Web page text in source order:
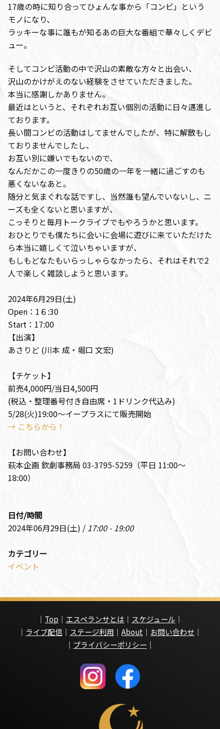
17歳の時に知り合ってひょんな事から「コンビ」という
モノになり、
ラッキーな事に誰もが知るあの巨大な番組で華々しくデビ
ュー。
そしてコンビ活動の中で沢山の素敵な方々と出会い、
沢山のかけがえのない経験をさせていただきました。
本当に感謝しかありません。
最近はというと、それぞれお互い個別の活動に日々邁進し
ております。
長い間コンビの活動はしてませんでしたが、特に解散もし
ておりませんでしたし、
お互い別に嫌いでもないので、
なんだかこの一度きりの50歳の一年を一緒に過ごすのも
悪くないなあと。
随分と気まぐれな話ですし、当然誰も望んでいないし、ニ
ーズも全くないと思いますが、
こっそりと毎月トークライブでもやろうかと思います。
おひとりでも僕たちに会いに会場に遊びに来ていただけた
ら本当に嬉しくて泣いちゃいますが、
もしもどなたもいらっしゃらなかったら、それはそれで2
人で楽しく雑談しようと思います。
2024年6月29日(土)
Open：1６:30
Start：17:00
【出演】
あさりど (川本 成・堀口 文宏)
【チケット】
前売4,000円/当日4,500円
(税込・整理番号付き自由席・1ドリンク代込み)
5/28(火)19:00〜イープラスにて販売開始
→ こちらから！
【お問い合わせ】
萩本企画 欽劇事務局 03-3795-5259（平日 11:00〜
18:00）
日付/時間
2024年06月29日(土) / 17:00 - 19:00
カテゴリー
イベント
｜ Top ｜ エスペランサとは ｜ スケジュール ｜
｜ ライブ配信 ｜ ステージ利用 ｜ About ｜ お問い合わせ ｜
｜ プライバシーポリシー ｜